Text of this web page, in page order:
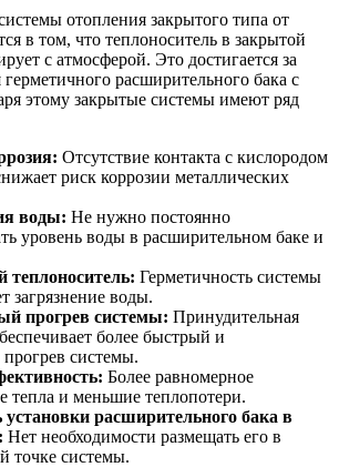
отопления закрытого типа от
в том, что теплоноситель в закрытой
с атмосферой. Это достигается за
герметичного расширительного бака с
этому закрытые системы имеют ряд
Отсутствие контакта с кислородом
риск коррозии металлических
воды: Не нужно постоянно
уровень воды в расширительном баке и
теплоноситель: Герметичность системы
загрязнение воды.
прогрев системы: Принудительная
более быстрый и
системы.
Более равномерное
тепла и меньшие теплопотери.
расширительного бака в
Нет необходимости размещать его в
точке системы.